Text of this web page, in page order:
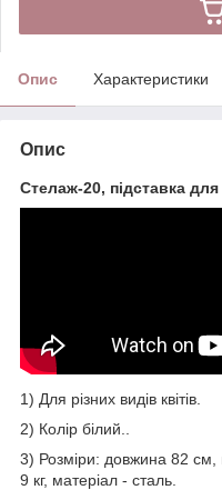
Опис Характеристики
Опис
Стелаж-20, підставка
1) Для різних видів квітів.
2) Колір білий..
3) Розміри: довжина 82
9 кг, матеріал - сталь.